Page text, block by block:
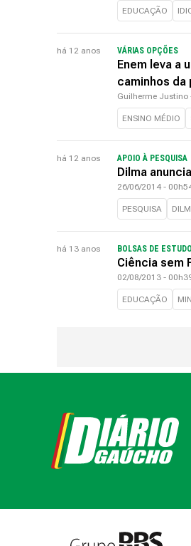
EDUCAÇÃO
há 12 anos VÁRIAS OPÇÕES
Enem leva a
caminhos da
Guilherme Justino
ENSINO MÉDIO
há 12 anos APOIO À PESQUISA
Dilma
26/06/2014 -
PESQUISA
há 13 anos BOLSAS DE ESTUDO
Ciência sem
02/08/2013 -
EDUCAÇÃO